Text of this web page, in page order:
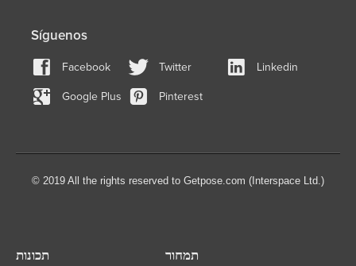
Síguenos
Facebook Twitter Linkedin
Google Plus Pinterest
© 2019 All the rights reserved to Getpose.com (Interspace Ltd.)
תכונות
תמחור